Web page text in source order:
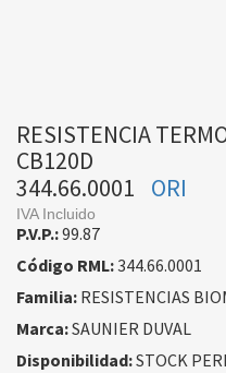
RESISTENCIA
CB120D
344.66.0001
ORI
IVA Incluido
P.V.P.:99.87
Código RML:344.66.0001
Familia: RESISTENCIAS
Marca:SAUNIER DUVAL
Disponibilidad:STOCK